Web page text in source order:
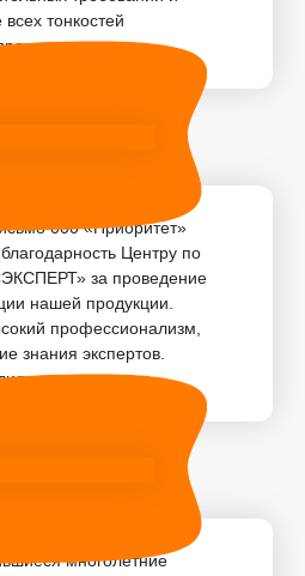
тонкостей
000 «Приоритет»
Центру по
за проведение
нашей продукции.
профессионализм,
знания экспертов.
многолетние